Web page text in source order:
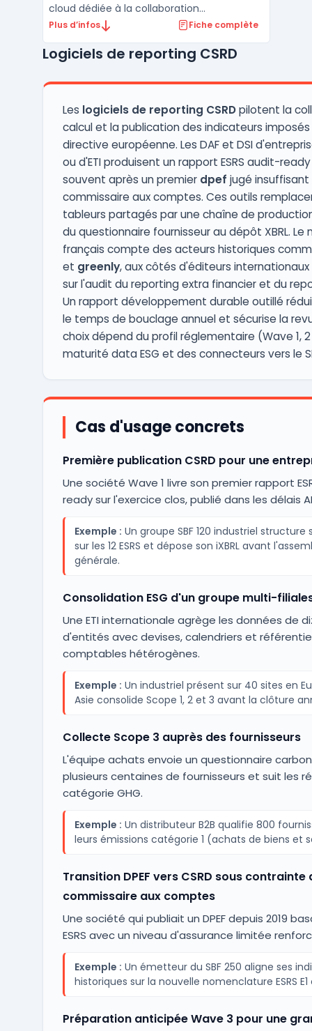
cloud dédiée à la collaboration
documentaire, à la traçabilité des données
confrontées à la multiplication des
leurs flux financiers, extra-fina ...
Plus d’infos Fiche complète
Logiciels de reporting CSRD
Les logiciels de reporting CSRDpilotent la
calcul et la publication des indicateurs imposés
directive européenne. Les DAF et DSI
ou d'ETI produisent un rapport ESRS audit-
souvent après un premier dpef jugé insuffisant
commissaire aux comptes. Ces outils
tableurs partagés par une chaîne de
du questionnaire fournisseur au dépôt XBRL. Le
français compte des acteurs historiques
et greenly, aux côtés d'éditeurs internationaux
sur l'audit du reporting extra financier et du
Un rapport développement durable outillé
le temps de bouclage annuel et sécurise la
choix dépend du profil réglementaire (Wave 1,
maturité data ESG et des connecteurs vers le
Cas d'usage concrets
Première publication CSRD pour une
Une société Wave 1 livre son premier rapport
ready sur l'exercice clos, publié dans les délais
Exemple : Un groupe SBF 120 industriel structure
sur les 12 ESRS et dépose son iXBRL avant
générale.
Consolidation ESG d'un groupe multi-
Une ETI internationale agrège les données de
d'entités avec devises, calendriers et
comptables hétérogènes.
Exemple : Un industriel présent sur 40 sites en
Asie consolide Scope 1, 2 et 3 avant la clôture
Collecte Scope 3 auprès des fournisseurs
L'équipe achats envoie un questionnaire
plusieurs centaines de fournisseurs et suit les
catégorie GHG.
Exemple : Un distributeur B2B qualifie 800
leurs émissions catégorie 1 (achats de biens et
Transition DPEF vers CSRD sous contrainte
commissaire aux comptes
Une société qui publiait un DPEF depuis 2019
ESRS avec un niveau d'assurance limitée
Exemple : Un émetteur du SBF 250 aligne ses
historiques sur la nouvelle nomenclature ESRS E1
Préparation anticipée Wave 3 pour une